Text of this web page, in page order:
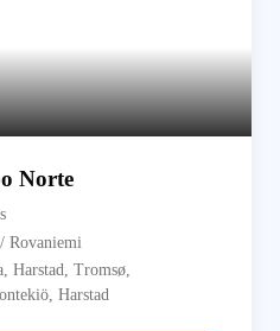
Norte
Rovaniemi
Harstad, Tromsø,
Harstad